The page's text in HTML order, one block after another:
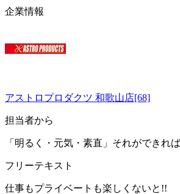
企業情報
アストロプロダクツ 和歌山店[68]
担当者から
「明るく・元気・素直」それができれ
フリーテキスト
仕事もプライベートも楽しくないと!!